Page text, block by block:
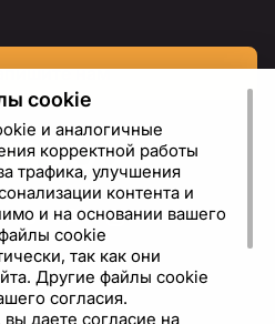
нам
- US Dollar ($)
cookie
и аналогичные
корректной работы
трафика, улучшения
контента и
и на основании вашего
cookie
так как они
Другие файлы cookie
согласия.
вы даете согласие на